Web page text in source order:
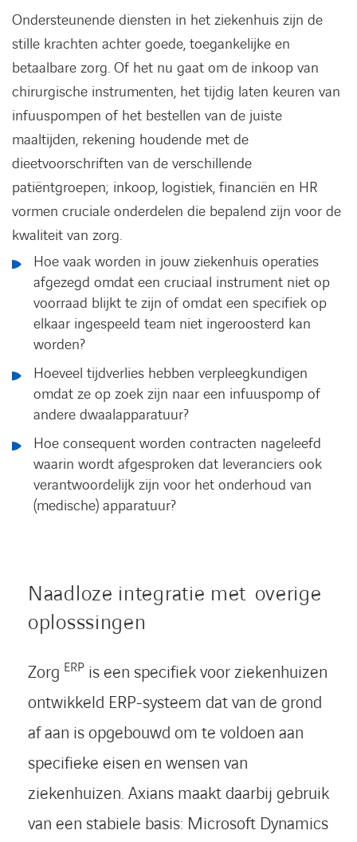
Ondersteunende diensten in het ziekenhuis zijn de
stille krachten achter goede, toegankelijke en
betaalbare zorg. Of het nu gaat om de inkoop van
chirurgische instrumenten, het tijdig laten keuren van
infuuspompen of het bestellen van de juiste
maaltijden, rekening houdende met de
dieetvoorschriften van de verschillende
patiëntgroepen; inkoop, logistiek, financiën en HR
vormen cruciale onderdelen die bepalend zijn voor de
kwaliteit van zorg.
Hoe vaak worden in jouw ziekenhuis operaties
afgezegd omdat een cruciaal instrument niet op
voorraad blijkt te zijn of omdat een specifiek op
elkaar ingespeeld team niet ingeroosterd kan
worden?
Hoeveel tijdverlies hebben verpleegkundigen
omdat ze op zoek zijn naar een infuuspomp of
andere dwaalapparatuur?
Hoe consequent worden contracten nageleefd
waarin wordt afgesproken dat leveranciers ook
verantwoordelijk zijn voor het onderhoud van
(medische) apparatuur?
Naadloze integratie met overige
oplosssingen
Zorg ERP is een specifiek voor ziekenhuizen
ontwikkeld ERP-systeem dat van de grond
af aan is opgebouwd om te voldoen aan
specifieke eisen en wensen van
ziekenhuizen. Axians maakt daarbij gebruik
van een stabiele basis: Microsoft Dynamics